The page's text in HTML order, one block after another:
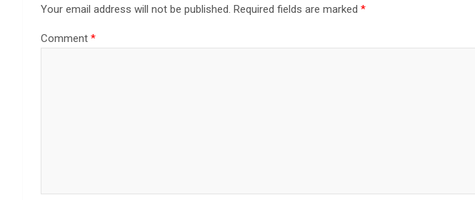
Your email address will not be published. Required fields are marked *
Comment *